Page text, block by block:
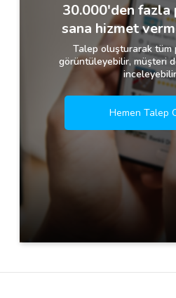
30.000'den
sana hizmet
Talep oluşturarak tüm
görüntüleyebilir, müşteri
Hemen Talep